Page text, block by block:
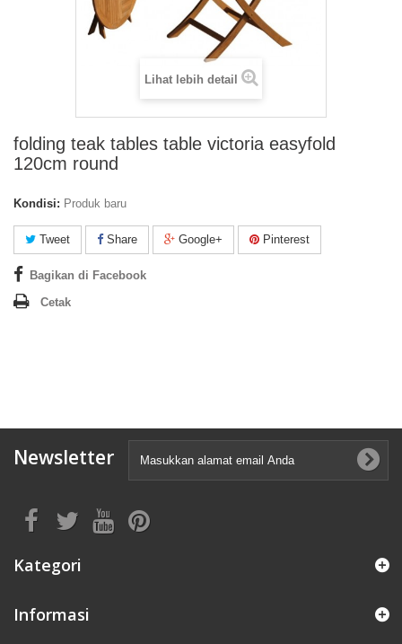
Lihat lebih detail
folding teak tables table victoria easyfold
120cm round
Kondisi: Produk baru
Tweet Share Google+ Pinterest
Bagikan di Facebook
Cetak
Newsletter
Kategori
Informasi